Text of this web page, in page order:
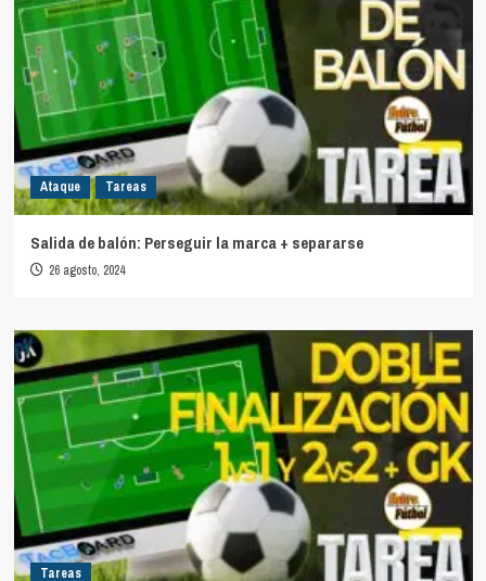
Ataque Tareas
Salida de balón: Perseguir la marca + separarse
26 agosto, 2024
Tareas